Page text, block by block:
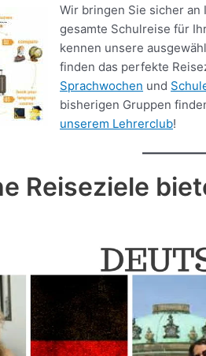
Wir bringen Sie sicher
gesamte Schulreise für
kennen unsere
finden das perfekte
Sprachwochen und
bisherigen Gruppen
unserem Lehrerclub!
Reiseziele